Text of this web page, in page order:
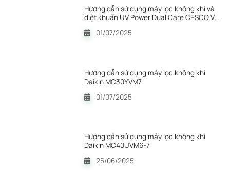
Hướng dẫn sử dụng máy lọc không khí và
diệt khuẩn UV Power Dual Care CESCO VS-
01/07/2025
Hướng dẫn sử dụng máy lọc không khí
Daikin MC30YVM7
01/07/2025
Hướng dẫn sử dụng máy lọc không khí
Daikin MC40UVM6-7
25/06/2025